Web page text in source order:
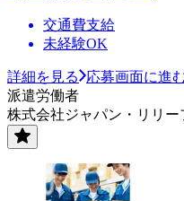
交通費支給
未経験OK
詳細を見る
応募画面に進
派遣労働者
株式会社ジャパン・リリー